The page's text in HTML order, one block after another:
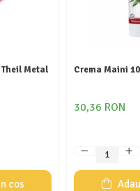
Metal
cos
Crema Maini
30,36 RON